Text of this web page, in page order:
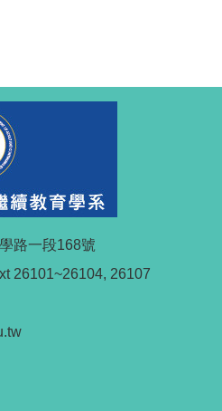
路一段168號
26101~26104, 26107